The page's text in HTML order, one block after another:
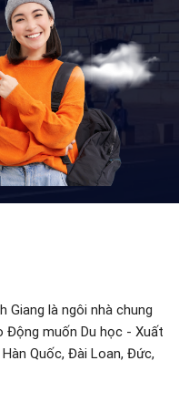
Giang là ngôi nhà chung
Động muốn Du học - Xuất
Quốc, Đài Loan, Đức,